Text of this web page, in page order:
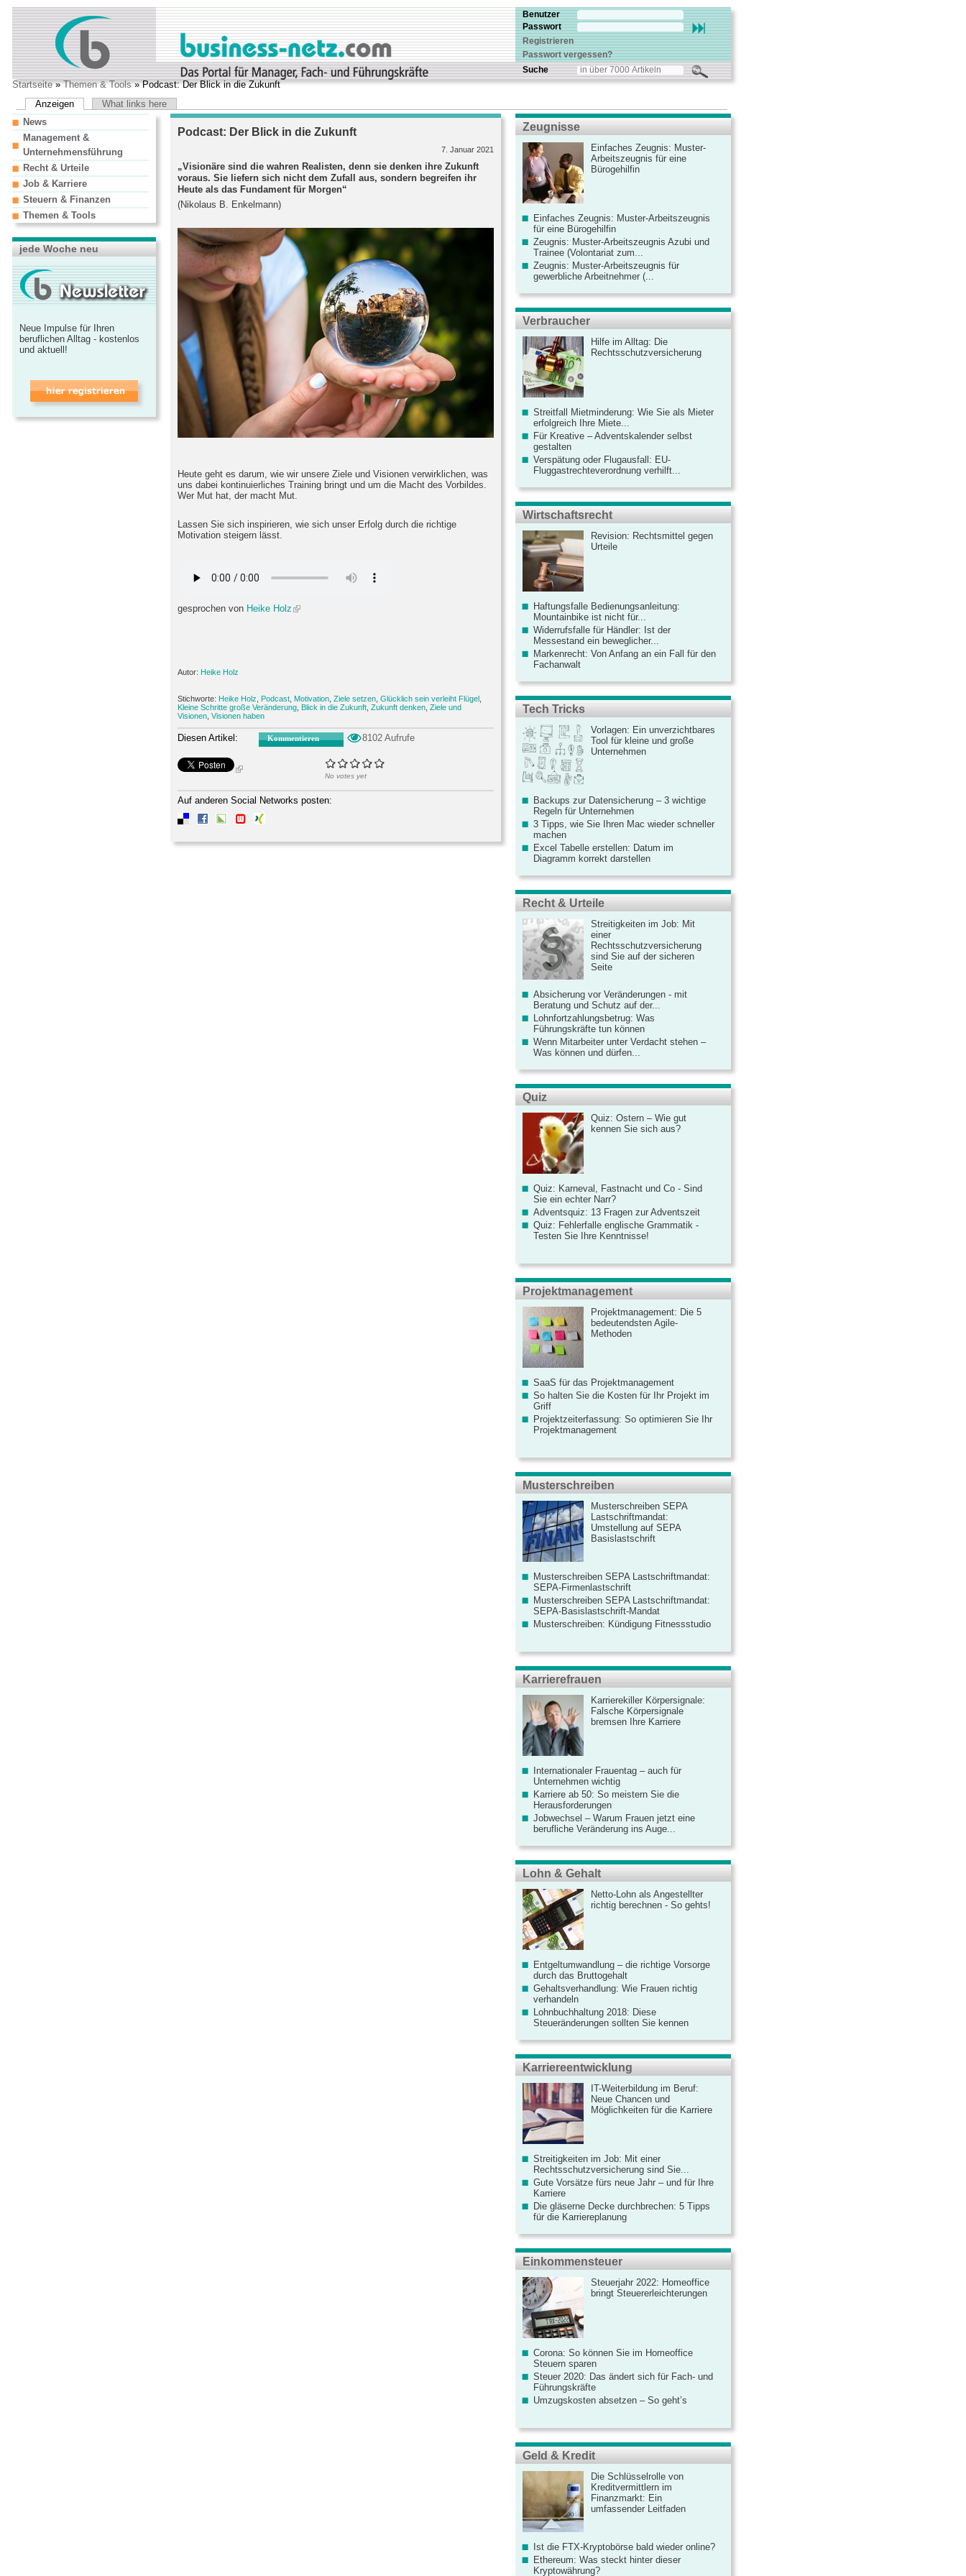
Benutzer
Passwort
Registrieren
Passwort vergessen?
Suche
Startseite»Themen & Tools» Podcast: Der Blick in die Zukunft
Anzeigen
What links here
Podcast: Der Blick in die Zukunft
7. Januar 2021
„Visionäre sind die wahren Realisten, denn sie denken ihre Zukunft
voraus. Sie liefern sich nicht dem Zufall aus, sondern begreifen ihr
Heute als das Fundament für Morgen“
(Nikolaus B. Enkelmann)
Heute geht es darum, wie wir unsere Ziele und Visionen verwirklichen, was
uns dabei kontinuierliches Training bringt und um die Macht des Vorbildes.
Wer Mut hat, der macht Mut.
Lassen Sie sich inspirieren, wie sich unser Erfolg durch die richtige
Motivation steigern lässt.
gesprochen von Heike Holz
Autor: Heike Holz
Stichworte: Heike Holz Podcast Motivation Ziele setzen Glücklich sein verleiht Flügel
Kleine Schritte große Veränderung
Blick in die Zukunft Zukunft denken Ziele und
Visionen Visionen haben
Diesen Artikel: Kommentieren 8102 Aufrufe
No votes yet
Auf anderen Social Networks posten:
News
Management &
Unternehmensführung
Recht & Urteile
Job & Karriere
Steuern & Finanzen
Themen & Tools
jede Woche neu
Neue Impulse für Ihren
beruflichen Alltag - kostenlos
und aktuell!
Zeugnisse
Einfaches Zeugnis: Muster-
Arbeitszeugnis für eine
Bürogehilfin
Einfaches Zeugnis: Muster-Arbeitszeugnis
für eine Bürogehilfin
Zeugnis: Muster-Arbeitszeugnis Azubi und
Trainee (Volontariat zum...
Zeugnis: Muster-Arbeitszeugnis für
gewerbliche Arbeitnehmer (...
Verbraucher
Hilfe im Alltag: Die
Rechtsschutzversicherung
Streitfall Mietminderung: Wie Sie als Mieter
erfolgreich Ihre Miete...
Für Kreative – Adventskalender selbst
gestalten
Verspätung oder Flugausfall: EU-
Fluggastrechteverordnung verhilft...
Wirtschaftsrecht
Revision: Rechtsmittel gegen
Urteile
Haftungsfalle Bedienungsanleitung:
Mountainbike ist nicht für...
Widerrufsfalle für Händler: Ist der
Messestand ein beweglicher...
Markenrecht: Von Anfang an ein Fall für den
Fachanwalt
Tech Tricks
Vorlagen: Ein unverzichtbares
Tool für kleine und große
Unternehmen
Backups zur Datensicherung – 3 wichtige
Regeln für Unternehmen
3 Tipps, wie Sie Ihren Mac wieder schneller
machen
Excel Tabelle erstellen: Datum im
Diagramm korrekt darstellen
Recht & Urteile
Streitigkeiten im Job: Mit
einer
Rechtsschutzversicherung
sind Sie auf der sicheren
Seite
Absicherung vor Veränderungen - mit
Beratung und Schutz auf der...
Lohnfortzahlungsbetrug: Was
Führungskräfte tun können
Wenn Mitarbeiter unter Verdacht stehen –
Was können und dürfen...
Quiz
Quiz: Ostern – Wie gut
kennen Sie sich aus?
Quiz: Karneval, Fastnacht und Co - Sind
Sie ein echter Narr?
Adventsquiz: 13 Fragen zur Adventszeit
Quiz: Fehlerfalle englische Grammatik -
Testen Sie Ihre Kenntnisse!
Projektmanagement
Projektmanagement: Die 5
bedeutendsten Agile-
Methoden
SaaS für das Projektmanagement
So halten Sie die Kosten für Ihr Projekt im
Griff
Projektzeiterfassung: So optimieren Sie Ihr
Projektmanagement
Musterschreiben
Musterschreiben SEPA
Lastschriftmandat:
Umstellung auf SEPA
Basislastschrift
Musterschreiben SEPA Lastschriftmandat:
SEPA-Firmenlastschrift
Musterschreiben SEPA Lastschriftmandat:
SEPA-Basislastschrift-Mandat
Musterschreiben: Kündigung Fitnessstudio
Karrierefrauen
Karrierekiller Körpersignale:
Falsche Körpersignale
bremsen Ihre Karriere
Internationaler Frauentag – auch für
Unternehmen wichtig
Karriere ab 50: So meistern Sie die
Herausforderungen
Jobwechsel – Warum Frauen jetzt eine
berufliche Veränderung ins Auge...
Lohn & Gehalt
Netto-Lohn als Angestellter
richtig berechnen - So gehts!
Entgeltumwandlung – die richtige Vorsorge
durch das Bruttogehalt
Gehaltsverhandlung: Wie Frauen richtig
verhandeln
Lohnbuchhaltung 2018: Diese
Steueränderungen sollten Sie kennen
Karriereentwicklung
IT-Weiterbildung im Beruf:
Neue Chancen und
Möglichkeiten für die Karriere
Streitigkeiten im Job: Mit einer
Rechtsschutzversicherung sind Sie...
Gute Vorsätze fürs neue Jahr – und für Ihre
Karriere
Die gläserne Decke durchbrechen: 5 Tipps
für die Karriereplanung
Einkommensteuer
Steuerjahr 2022: Homeoffice
bringt Steuererleichterungen
Corona: So können Sie im Homeoffice
Steuern sparen
Steuer 2020: Das ändert sich für Fach- und
Führungskräfte
Umzugskosten absetzen – So geht’s
Geld & Kredit
Die Schlüsselrolle von
Kreditvermittlern im
Finanzmarkt: Ein
umfassender Leitfaden
Ist die FTX-Kryptobörse bald wieder online?
Ethereum: Was steckt hinter dieser
Kryptowährung?